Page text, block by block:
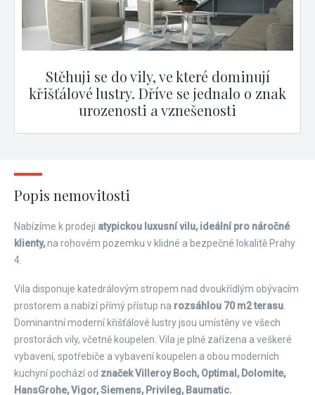
Stěhuji se do vily, ve které dominují
křišťálové lustry. Dříve se jednalo o znak
urozenosti a vznešenosti
Popis nemovitosti
Nabízíme k prodeji atypickou luxusní vilu, ideální pro náročné
klienty,na rohovém pozemku v klidné a bezpečné lokalitě Prahy
4.
Vila disponuje katedrálovým stropem nad dvoukřídlým obývacím
prostorem a nabízí přímý přístup na rozsáhlou 70 m2 terasu
Dominantní moderní křišťálové lustry jsou umístěny ve všech
prostorách vily, včetně koupelen. Vila je plně zařízena a veškeré
vybavení, spotřebiče a vybavení koupelen a obou moderních
kuchyní pochází od značek Villeroy Boch, Optimal, Dolomite,
HansGrohe, Vigor, Siemens, Privileg, Baumatic.